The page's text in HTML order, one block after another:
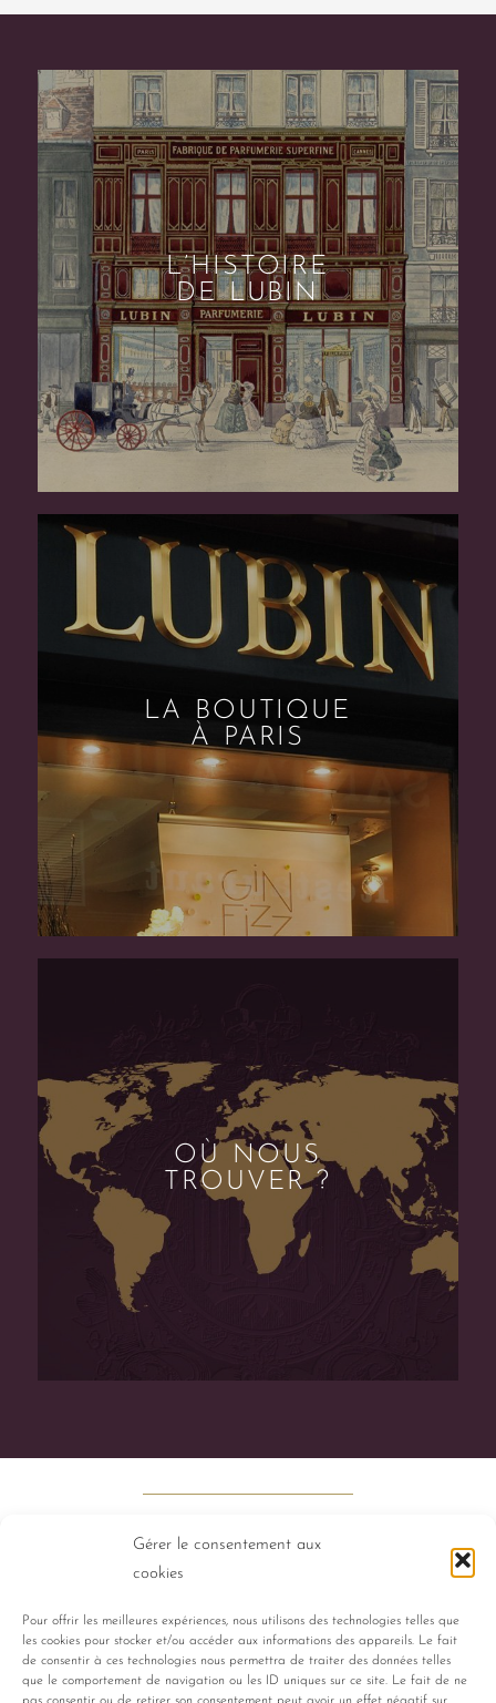
Gérer le consentement aux
cookies
Pour offrir les meilleures expériences, nous utilisons des technologies telles que
les cookies pour stocker et/ou accéder aux informations des appareils. Le fait
de consentir à ces technologies nous permettra de traiter des données telles
que le comportement de navigation ou les ID uniques sur ce site. Le fait de ne
L’HISTOIRE
DE LUBIN
LA BOUTIQUE
À PARIS
OÙ NOUS
TROUVER ?
PERFUMES HISTORY TALENTS